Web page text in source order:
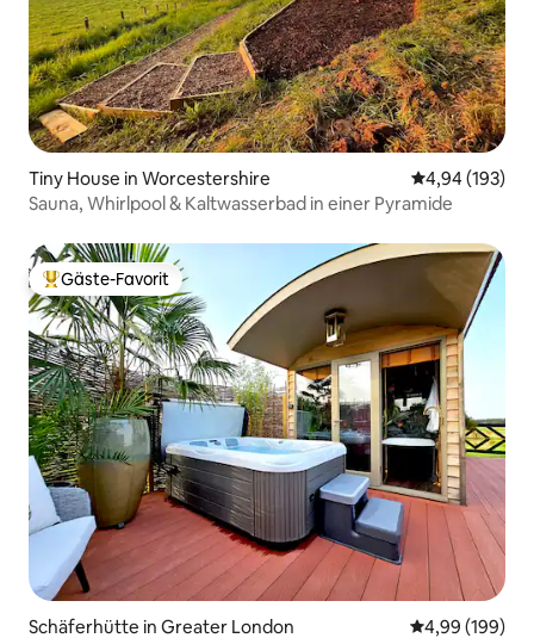
Tiny House in Worcestershire
4,94 (193)
Sauna, Whirlpool & Kaltwasserbad in einer Pyramide
Beliebter Gäste-Favorit.
Gäste-Favorit
Schäferhütte in Greater London 4,99 (199)